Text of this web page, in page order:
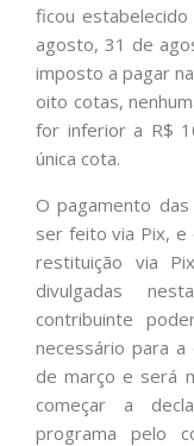
ficou
agosto, 31 de
imposto a pagar
oito cotas,
for inferior a R$
única cota.
O pagamento
ser feito via Pix, e
restituição via
divulgadas
contribuinte
necessário para
de março e será
começar a
programa pelo